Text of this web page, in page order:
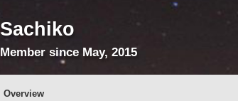
Sachiko
Member since May, 2015
Overview